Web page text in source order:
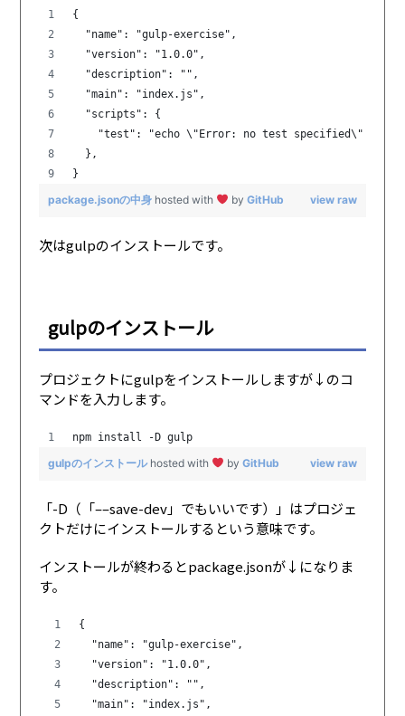
{
  "name": "gulp-exercise",
  "version": "1.0.0",
  "description": "",
  "main": "index.js",
  "scripts": {
"test": "echo \"Error: no test specified\" &&
  },
}
view raw
package.jsonの中身 hosted with byGitHub
次はgulpのインストールです。
gulpのインストール
プロジェクトにgulpをインストールしますが↓のコ
マンドを入力します。
npm install -D gulp
view raw
gulpのインストール hosted with byGitHub
「-D（「––save-dev」でもいいです）」はプロジェ
クトだけにインストールするという意味です。
インストールが終わるとpackage.jsonが↓になりま
す。
{
  "name": "gulp-exercise",
  "version": "1.0.0",
  "description": "",
  "main": "index.js",